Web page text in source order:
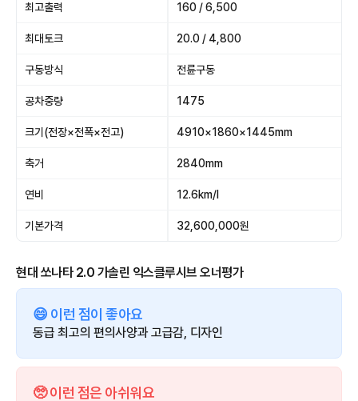
최고출력 160 / 6,500
최대토크 20.0 / 4,800
구동방식 전륜구동
공차중량 1475
크기(전장×전폭×전고) 4910×1860×1445mm
축거 2840mm
연비 12.6km/l
기본가격 32,600,000원
현대 쏘나타 2.0 가솔린 익스클루시브 오너평가
😄 이런 점이 좋아요
동급 최고의 편의사양과 고급감, 디자인
🥺 이런 점은 아쉬워요